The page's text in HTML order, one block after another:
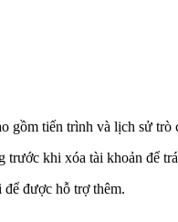
gồm tiến trình và lịch sử
khi xóa tài khoản để
để được hỗ trợ thêm.